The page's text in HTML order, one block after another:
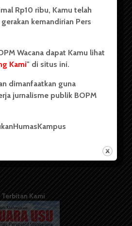
Terbitan Kami
Rp10 ribu, Kamu telah
kemandirian Pers
Wacana dapat Kamu lihat
Kami" di situs ini.
dimanfaatkan guna
jurnalisme publik BOPM